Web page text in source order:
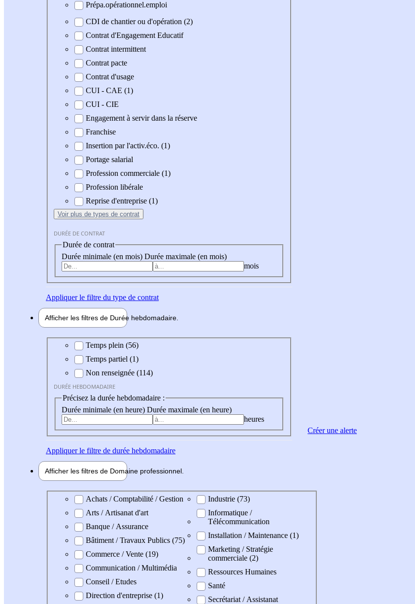
Prépa.opérationnel.emploi
CDI de chantier ou d'opération (2)
Contrat d'Engagement Educatif
Contrat intermittent
Contrat pacte
Contrat d'usage
CUI - CAE (1)
CUI - CIE
Engagement à servir dans la réserve
Franchise
Insertion par l'activ.éco. (1)
Portage salarial
Profession commerciale (1)
Profession libérale
Reprise d'entreprise (1)
Voir plus de types de contrat
DURÉE DE CONTRAT
Durée de contrat
Durée minimale (en mois) Durée maximale (en mois)
mois
Appliquerle filtre du type de contrat
Afficher les filtres de Durée hebdomadaire
Durée hebdomadaire
Temps plein (56)
Temps partiel (1)
Non renseignée (114)
DURÉE HEBDOMADAIRE
Précisez la durée hebdomadaire :
Durée minimale (en heure) Durée maximale (en heure)
heures
Appliquerle filtre de durée hebdomadaire
Afficher les filtres de Domaine professionnel
Domaine professionel
Achats / Comptabilité / Gestion
Arts / Artisanat d'art
Banque / Assurance
Bâtiment / Travaux Publics (75)
Commerce / Vente (19)
Communication / Multimédia
Conseil / Etudes
Direction d'entreprise (1)
Industrie (73)
Informatique /
Télécommunication
Installation / Maintenance (1)
Marketing / Stratégie
commerciale (2)
Ressources Humaines
Santé
Secrétariat / Assistanat
Créer une alerte